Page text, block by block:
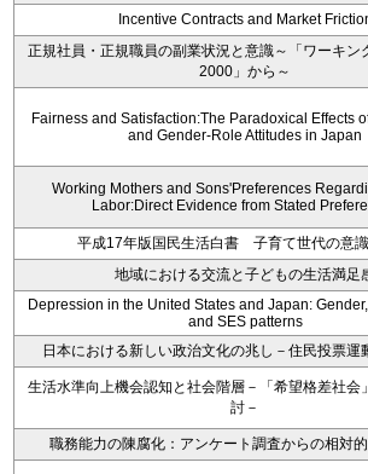
Incentive Contracts and Market
正規社員・正規職員の副業状況と意識～「ワーキン
2000」から～
Fairness and Satisfaction:The Paradoxical Effects
and Gender-Role Attitudes in Japan
Working Mothers and Sons'Preferences
Labor:Direct Evidence from Stated
平成17年版国民生活白書 子育て世代の意
地域における交流と子どもの生活満足
Depression in the United States and Japan:
and SES patterns
日本における新しい政治文化の兆し－住民投票運
生活水準向上機会認知と社会階層－「希望格差社会
討－
職務能力の陳腐化：アンケート調査からの相対